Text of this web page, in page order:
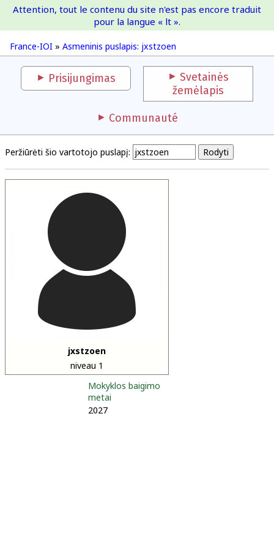
France-IOI
France-IOI » Asmeninis puslapis: jxstzoen
Attention, tout le contenu du site n'est pas encore traduit
pour la langue « lt ».
Prisijungimas
Svetainės
žemėlapis
Communauté
Peržiūrėti šio vartotojo puslapį:
jxstzoen
niveau 1
Mokyklos baigimo
metai
2027